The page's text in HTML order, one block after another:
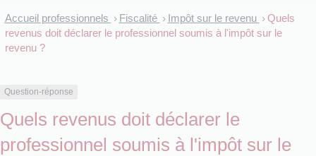
Accueil professionnels > Fiscalité > Impôt sur le revenu > Quels
revenus doit déclarer le professionnel soumis à l'impôt sur le
revenu ?
Question-réponse
Quels revenus doit déclarer le
professionnel soumis à l'impôt sur le